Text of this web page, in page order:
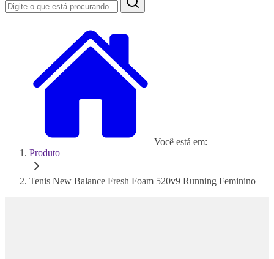
Você está em:
Produto
Tenis New Balance Fresh Foam 520v9 Running Feminino